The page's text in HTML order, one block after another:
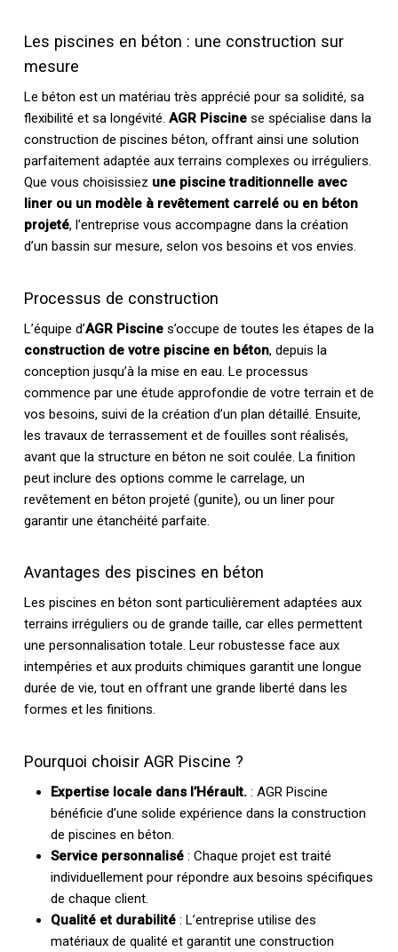
Les piscines en béton : une construction sur
mesure
Le béton est un matériau très apprécié pour sa solidité, sa
flexibilité et sa longévité. AGR Piscinese spécialise dans la
construction de piscines béton, offrant ainsi une solution
parfaitement adaptée aux terrains complexes ou irréguliers.
Que vous choisissiez une piscine traditionnelle avec
liner ou un modèle à revêtement carrelé ou en béton
projeté, l’entreprise vous accompagne dans la création
d’un bassin sur mesure, selon vos besoins et vos envies.
Processus de construction
L’équipe d’AGR Piscines’occupe de toutes les étapes de la
construction de votre piscine en béton, depuis la
conception jusqu’à la mise en eau. Le processus
commence par une étude approfondie de votre terrain et de
vos besoins, suivi de la création d’un plan détaillé. Ensuite,
les travaux de terrassement et de fouilles sont réalisés,
avant que la structure en béton ne soit coulée. La finition
peut inclure des options comme le carrelage, un
revêtement en béton projeté (gunite), ou un liner pour
garantir une étanchéité parfaite.
Avantages des piscines en béton
Les piscines en béton sont particulièrement adaptées aux
terrains irréguliers ou de grande taille, car elles permettent
une personnalisation totale. Leur robustesse face aux
intempéries et aux produits chimiques garantit une longue
durée de vie, tout en offrant une grande liberté dans les
formes et les finitions.
Pourquoi choisir AGR Piscine ?
Expertise locale dans l’Hérault.: AGR Piscine
bénéficie d’une solide expérience dans la construction
de piscines en béton.
Service personnalisé: Chaque projet est traité
individuellement pour répondre aux besoins spécifiques
de chaque client.
Qualité et durabilité: L’entreprise utilise des
matériaux de qualité et garantit une construction